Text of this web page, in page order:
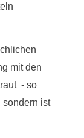
mit den
- so
sondern ist